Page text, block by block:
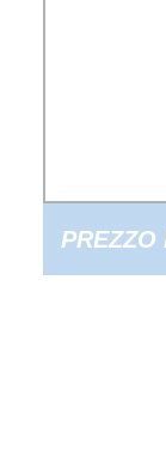
PREZZO